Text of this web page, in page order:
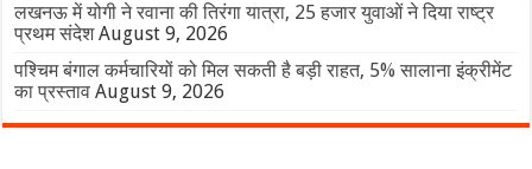
लखनऊ में योगी ने रवाना की तिरंगा यात्रा, 25 हजार युवाओं ने दिया राष्ट्र
प्रथम संदेश August 9, 2026
पश्चिम बंगाल कर्मचारियों को मिल सकती है बड़ी राहत, 5% सालाना इंक्रीमेंट
का प्रस्ताव August 9, 2026